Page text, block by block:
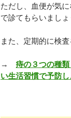
ただし、血便が気
で診てもらいましょ
また、定期的に検
→ 痔の３つの種
い生活習慣で予防し